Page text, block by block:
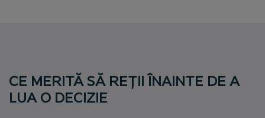
CE MERITĂ SĂ REȚII ÎNAINTE DE A
LUA O DECIZIE